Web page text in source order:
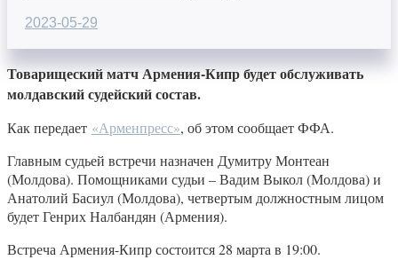
2023-05-29
Товарищеский матч Армения-Кипр будет обслуживать
молдавский судейский состав.
Как передает «Арменпресс», об этом сообщает ФФА.
Главным судьей встречи назначен Думитру Монтеан
(Молдова). Помощниками судьи – Вадим Выкол (Молдова) и
Анатолий Басиул (Молдова), четвертым должностным лицом
будет Генрих Налбандян (Армения).
Встреча Армения-Кипр состоится 28 марта в 19:00.